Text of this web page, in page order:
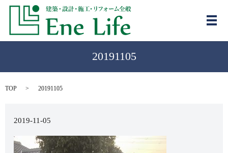
メ
20191105
TOP 20191105
2019-11-05